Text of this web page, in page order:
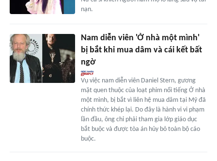
nạn.
Nam diễn viên 'Ở nhà một mình'
bị bắt khi mua dâm và cái kết bất
ngờ
Vụ việc nam diễn viên Daniel Stern, gương
mặt quen thuộc của loạt phim nổi tiếng Ở nhà
một mình, bị bắt vì liên hệ mua dâm tại Mỹ đã
chính thức khép lại. Do đây là hành vi vi phạm
lần đầu, ông chỉ phải tham gia lớp giáo dục
bắt buộc và được tòa án hủy bỏ toàn bộ cáo
buộc.